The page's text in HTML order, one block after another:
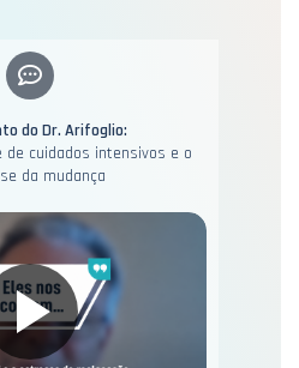
do Dr. Arifoglio:
de cuidados intensivos e o
da mudança